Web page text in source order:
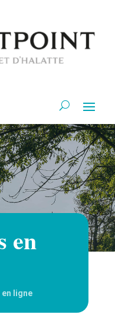
en
en ligne